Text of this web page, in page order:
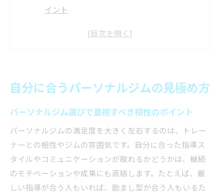
イント
自分に最適なパーソナルジム条件の見つけ
ジム選びで後悔しないための比較ポイント
パーソナルジム満足度を左右する要素
パーソナルジム満足度を高めるサポート体
制とは
トレーナーの質が満足度に与える影響を解
自分に合うパーソナルジムの見極め方
パーソナルジム選びで重視すべき相性のポイント
パーソナルジムの満足度を大きく左右するのは、トレー
ナーとの相性やジムの雰囲気です。自分に合った指導ス
タイルやコミュニケーションが取れるかどうかは、継続
のモチベーションや成果にも直結します。たとえば、厳
しい指導が合う人もいれば、励まし型が合う人もいるた